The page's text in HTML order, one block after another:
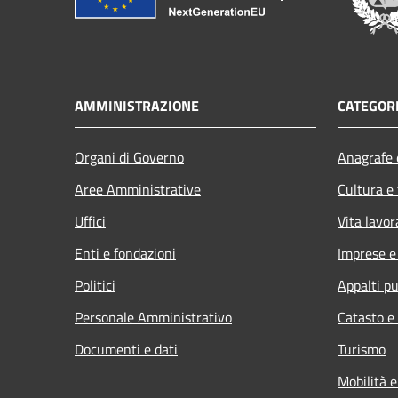
AMMINISTRAZIONE
Organi di Governo
Aree Amministrative
Uffici
Enti e fondazioni
Politici
Personale Amministrativo
Documenti e dati
Cultura
Vita
Imprese
Appalti
Catasto
Turismo
Mobilità